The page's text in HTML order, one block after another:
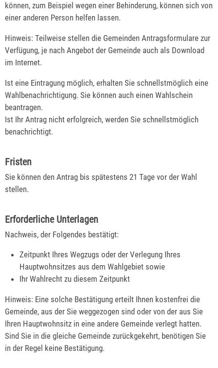
können, zum Beispiel wegen einer Behinderung, können sich von
einer anderen Person helfen lassen.
Hinweis: Teilweise stellen die Gemeinden Antragsformulare zur
Verfügung, je nach Angebot der Gemeinde auch als Download
im Internet.
Ist eine Eintragung möglich, erhalten Sie schnellstmöglich eine
Wahlbenachrichtigung. Sie können auch einen Wahlschein
beantragen.
Ist Ihr Antrag nicht erfolgreich, werden Sie schnellstmöglich
benachrichtigt.
Fristen
Sie können den Antrag bis spätestens 21 Tage vor der Wahl
stellen.
Erforderliche Unterlagen
Nachweis, der Folgendes bestätigt:
Zeitpunkt Ihres Wegzugs oder der Verlegung Ihres
Hauptwohnsitzes aus dem Wahlgebiet sowie
Ihr Wahlrecht zu diesem Zeitpunkt
Hinweis: Eine solche Bestätigung erteilt Ihnen kostenfrei die
Gemeinde, aus der Sie weggezogen sind oder von der aus Sie
Ihren Hauptwohnsitz in eine andere Gemeinde verlegt hatten.
Sind Sie in die gleiche Gemeinde zurückgekehrt, benötigen Sie
in der Regel keine Bestätigung.